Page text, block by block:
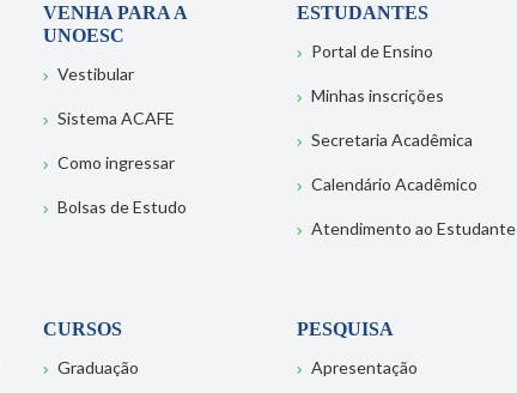
VENHA PARA A
UNOESC
Vestibular
Sistema ACAFE
Como ingressar
Bolsas de Estudo
ESTUDANTES
Portal de Ensino
Minhas inscrições
Secretaria Acadêmica
Calendário Acadêmico
Atendimento ao Estudante
CURSOS
Graduação
PESQUISA
Apresentação